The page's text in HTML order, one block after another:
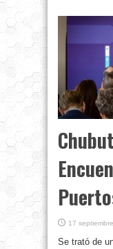
17
Se trató de